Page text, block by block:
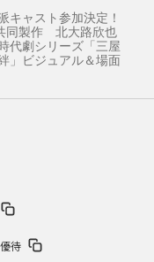
キャスト参加決定！
同製作 北大路欣也
劇シリーズ「三屋
」ビジュアル＆場面
待